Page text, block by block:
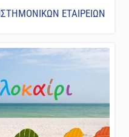
ΕΤΑΙΡΕΙΩΝ